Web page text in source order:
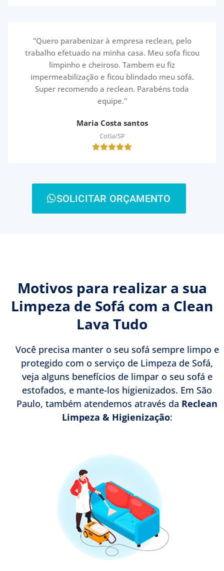
"Quero parabenizar à empresa reclean, pelo
trabalho efetuado na minha casa. Meu sofa ficou
limpinho e cheiroso. Tambem eu fiz
impermeabilização e ficou blindado meu sofá.
Super recomendo a reclean. Parabéns toda
equipe."
Maria Costa santos
Cotia/SP
SOLICITAR ORÇAMENTO
Motivos para realizar a sua
Limpeza de Sofá com a Clean
Lava Tudo
Você precisa manter o seu sofá sempre limpo e
protegido com o serviço de Limpeza de Sofá,
veja alguns benefícios de limpar o seu sofá e
estofados, e mante-los higienizados. Em São
Paulo, também atendemos através da Reclean
Limpeza & Higienização: